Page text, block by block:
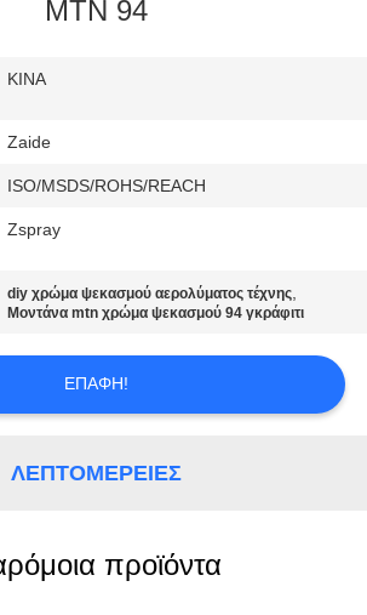
MTN 94
ΚΙΝΑ
Zaide
ISO/MSDS/ROHS/REACH
Zspray
diy χρώμα ψεκασμού αερολύματος τέχνης,
Μοντάνα mtn χρώμα ψεκασμού 94 γκράφιτι
ΕΠΑΦΉ!
ΛΕΠΤΟΜΈΡΕΙΕΣ
προϊόντα